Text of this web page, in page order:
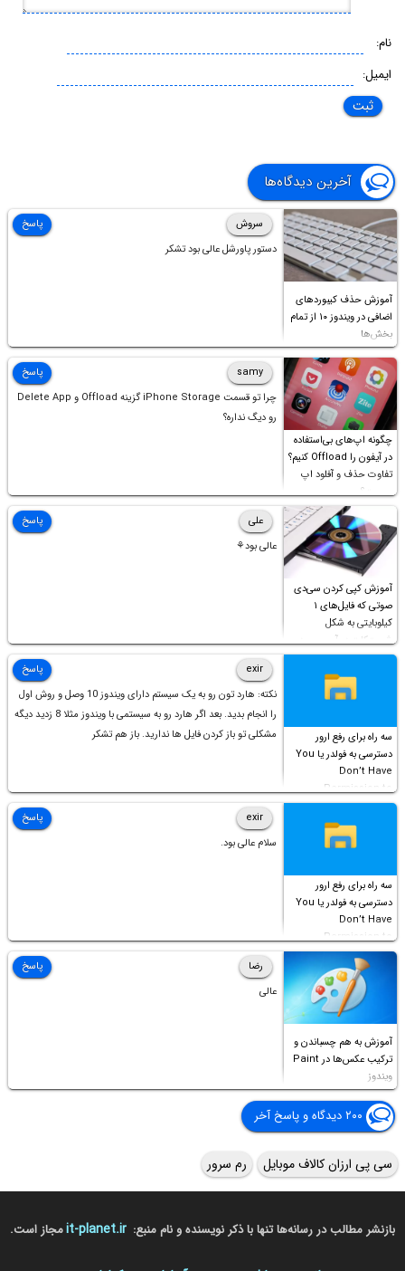
نام:
ایمیل:
آخرین دیدگاه‌ها
آموزش حذف کیبوردهای
اضافی در ویندوز ۱۰ از تمام
بخش‌ها
سروش
دستور پاورشل عالی بود تشکر
پاسخ
چگونه اپ‌های بی‌استفاده
در آیفون را Offload کنیم؟
تفاوت حذف و آفلود اپ
چیست؟
samy
چرا تو قسمت iPhone Storage گزینه Offload و Delete App
رو دیگ نداره؟
پاسخ
آموزش کپی کردن سی‌دی
صوتی که فایل‌های ۱
کیلوبایتی به شکل
شورت‌کات در آن موجود
است!
علی
عالی بود⚘
پاسخ
سه راه برای رفع ارور
دسترسی به فولدر یا You
Don’t Have
Permission to
Access this folder
exir
نکته: هارد تون رو به یک سیستم دارای ویندوز 10 وصل و روش اول
را انجام بدید. بعد اگر هارد رو به سیستمی با ویندوز مثلا 8 زدید دیگه
مشکلی تو باز کردن فایل ها ندارید. باز هم تشکر
پاسخ
سه راه برای رفع ارور
دسترسی به فولدر یا You
Don’t Have
Permission to
Access this folder
exir
سلام عالی بود.
پاسخ
آموزش به هم چسباندن و
ترکیب عکس‌ها در Paint
ویندوز
رضا
عالی
پاسخ
۲۰۰ دیدگاه و پاسخ آخر
سی پی ارزان کالاف موبایل رم سرور
بازنشر مطالب در رسانه‌ها تنها با ذکر نویسنده و نام منبع: it-planet.irمجاز است.